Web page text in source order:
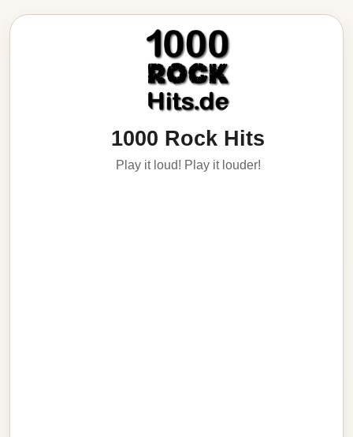
1000 Rock Hits
Play it loud! Play it louder!